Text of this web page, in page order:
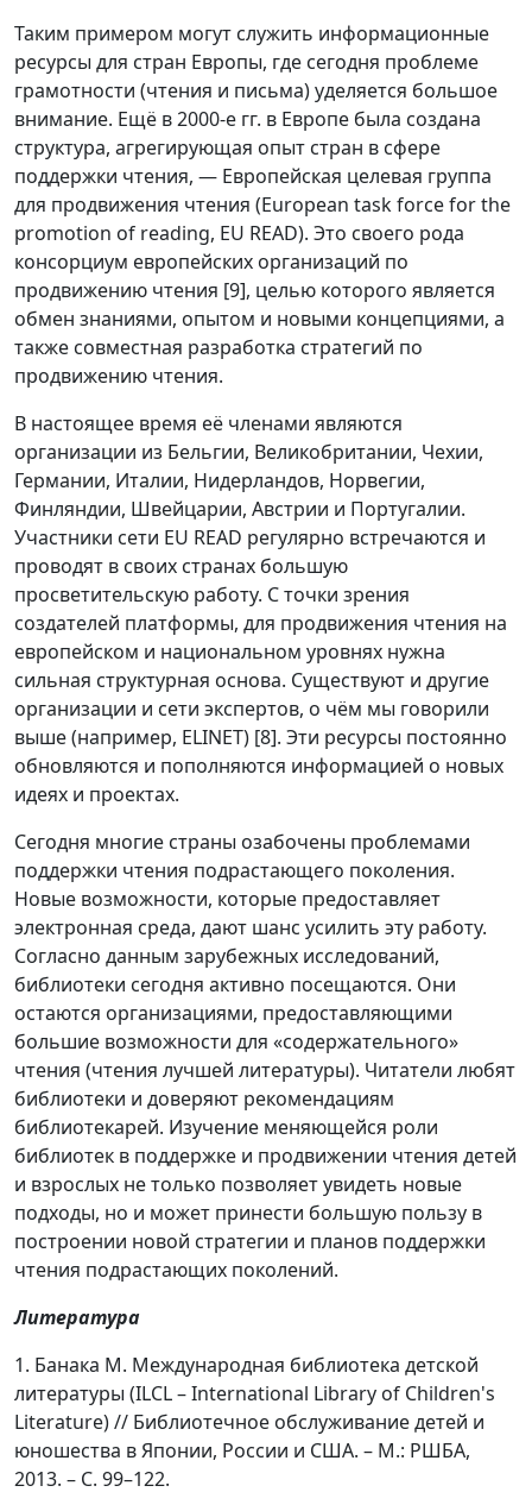
Таким примером могут служить информационные
ресурсы для стран Европы, где сегодня проблеме
грамотности (чтения и письма) уделяется большое
внимание. Ещё в 2000-е гг. в Европе была создана
структура, агрегирующая опыт стран в сфере
поддержки чтения, — Европейская целевая группа
для продвижения чтения (European task force for the
promotion of reading, ЕU READ). Это своего рода
консорциум европейских организаций по
продвижению чтения [9], целью которого является
обмен знаниями, опытом и новыми концепциями, а
также совместная разработка стратегий по
продвижению чтения.
В настоящее время её членами являются
организации из Бельгии, Великобритании, Чехии,
Германии, Италии, Нидерландов, Норвегии,
Финляндии, Швейцарии, Австрии и Португалии.
Участники сети ЕU READ регулярно встречаются и
проводят в своих странах большую
просветительскую работу. С точки зрения
создателей платформы, для продвижения чтения на
европейском и национальном уровнях нужна
сильная структурная основа. Существуют и другие
организации и сети экспертов, о чём мы говорили
выше (например, ELINET) [8]. Эти ресурсы постоянно
обновляются и пополняются информацией о новых
идеях и проектах.
Сегодня многие страны озабочены проблемами
поддержки чтения подрастающего поколения.
Новые возможности, которые предоставляет
электронная среда, дают шанс усилить эту работу.
Согласно данным зарубежных исследований,
библиотеки сегодня активно посещаются. Они
остаются организациями, предоставляющими
большие возможности для «содержательного»
чтения (чтения лучшей литературы). Читатели любят
библиотеки и доверяют рекомендациям
библиотекарей. Изучение меняющейся роли
библиотек в поддержке и продвижении чтения детей
и взрослых не только позволяет увидеть новые
подходы, но и может принести большую пользу в
построении новой стратегии и планов поддержки
чтения подрастающих поколений.
Литература
1. Банака М. Международная библиотека детской
литературы (ILCL – International Library of Children's
Literature) // Библиотечное обслуживание детей и
юношества в Японии, России и США. – М.: РШБА,
2013. – С. 99–122.